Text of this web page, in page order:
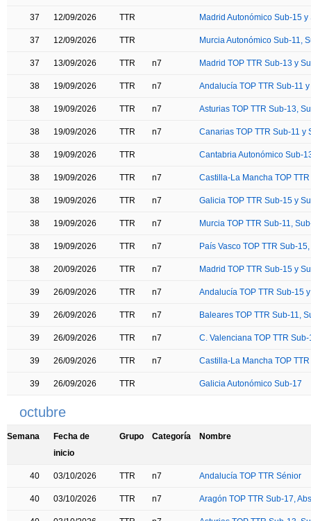
37 12/09/2026 TTR Madrid Autonómico Sub-15 y
37 12/09/2026 TTR Murcia Autonómico Sub-11,
37 13/09/2026 TTR n7 Madrid TOP TTR Sub-13 y
38 19/09/2026 TTR n7 Andalucía TOP TTR Sub-11
38 19/09/2026 TTR n7 Asturias TOP TTR Sub-13,
38 19/09/2026 TTR n7 Canarias TOP TTR Sub-11 y
38 19/09/2026 TTR Cantabria Autonómico Sub-
38 19/09/2026 TTR n7 Castilla-La Mancha TOP
38 19/09/2026 TTR n7 Galicia TOP TTR Sub-15 y
38 19/09/2026 TTR n7 Murcia TOP TTR Sub-11,
38 19/09/2026 TTR n7 País Vasco TOP TTR Sub-
38 20/09/2026 TTR n7 Madrid TOP TTR Sub-15 y
39 26/09/2026 TTR n7 Andalucía TOP TTR Sub-15
39 26/09/2026 TTR n7 Baleares TOP TTR Sub-11,
39 26/09/2026 TTR n7 C. Valenciana TOP TTR
39 26/09/2026 TTR n7 Castilla-La Mancha TOP
39 26/09/2026 TTR Galicia Autonómico Sub-17
octubre
Semana
Fecha de
inicio
Grupo Categoría Nombre
40 03/10/2026 TTR n7 Andalucía TOP TTR Sénior
40 03/10/2026 TTR n7 Aragón TOP TTR Sub-17,